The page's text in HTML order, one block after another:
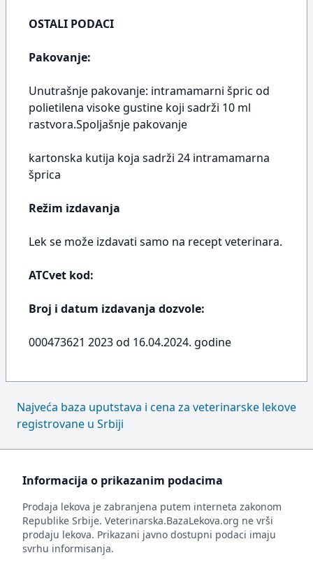
OSTALI PODACI
Pakovanje:
Unutrašnje pakovanje: intramamarni špric od
polietilena visoke gustine koji sadrži 10 ml
rastvora.Spoljašnje pakovanje
kartonska kutija koja sadrži 24 intramamarna
šprica
Režim izdavanja
Lek se može izdavati samo na recept veterinara.
ATCvet kod:
Broj i datum izdavanja dozvole:
000473621 2023 od 16.04.2024. godine
Najveća baza uputstava i cena za veterinarske lekove
registrovane u Srbiji
Informacija o prikazanim podacima
Prodaja lekova je zabranjena putem interneta zakonom
Republike Srbije. Veterinarska.BazaLekova.org ne vrši
prodaju lekova. Prikazani javno dostupni podaci imaju
svrhu informisanja.